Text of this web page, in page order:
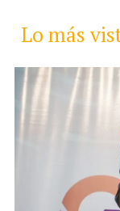
Lo más